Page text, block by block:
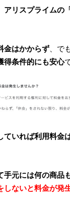
アリスプライムの
金はかからず、で
得条件的にも安心
ていれば利用料金
手元には何の商品
しないと料金が発